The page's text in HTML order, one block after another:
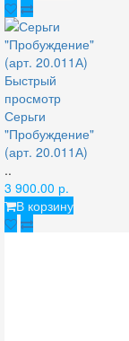
Быстрый
просмотр
Серьги
"Пробуждение"
(арт. 20.011А)
..
3 900.00 р.
В корзину